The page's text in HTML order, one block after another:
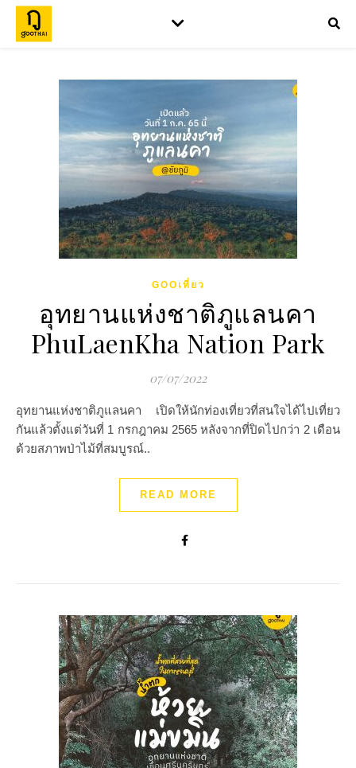
GOOเที่ยว
อุทยานแห่งชาติภูแลนคา
PhuLaenKha Nation Park
07/07/2022
อุทยานแห่งชาติภูแลนคา เปิดให้นักท่องเที่ยวที่สนใจได้ไปเที่ยว
กันแล้วตั้งแต่วันที่ 1 กรกฎาคม 2565 หลังจากที่ปิดไปกว่า 2 เดือน
ด้วยสภาพป่าไม้ที่สมบูรณ์..
READ MORE